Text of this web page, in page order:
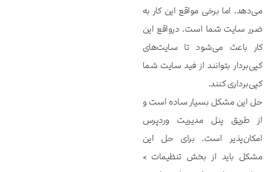
می‌دهد. اما برخی مواقع این کار به
ضرر سایت شما است. درواقع این
کار باعث می‌شود تا سایت‌های
کپی‌بردار بتوانند از فید سایت شما
کپی‌برداری کنند.
حل این مشکل بسیار ساده است و
از طریق پنل مدیریت وردپرس
امکان‌پذیر است. برای حل این
مشکل باید از بخش تنظیمات >